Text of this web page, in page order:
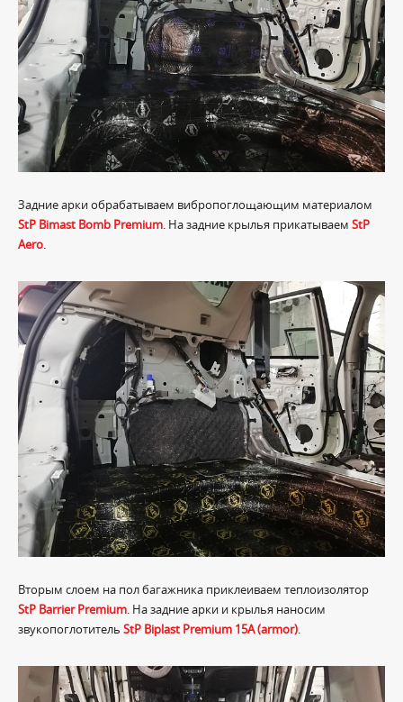
Задние арки обрабатываем вибропоглощающим материалом
StP Bimast Bomb Premium. На задние крылья прикатываем StP
Aero.
Вторым слоем на пол багажника приклеиваем теплоизолятор
StP Barrier Premium. На задние арки и крылья наносим
звукопоглотитель StP Biplast Premium 15A (armor).